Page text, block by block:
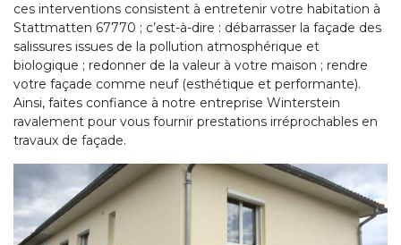
ces interventions consistent à entretenir votre habitation à
Stattmatten 67770 ; c’est-à-dire : débarrasser la façade des
salissures issues de la pollution atmosphérique et
biologique ; redonner de la valeur à votre maison ; rendre
votre façade comme neuf (esthétique et performante).
Ainsi, faites confiance à notre entreprise Winterstein
ravalement pour vous fournir prestations irréprochables en
travaux de façade.